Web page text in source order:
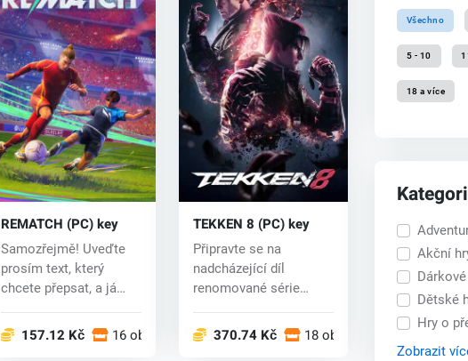
REMATCH (PC) key
Samozřejmě! Uveďte
prosím text, který
chcete přepsat, a já
157.12 Kč 16 obchodech
TEKKEN 8 (PC) key
Připravte se na
nadcházející díl
renomované série
8. Vi...370.74 Kč 18 obchodech
Všechno
5 - 10
18 a více
Akční
Dětské
Hry o
Zobrazit